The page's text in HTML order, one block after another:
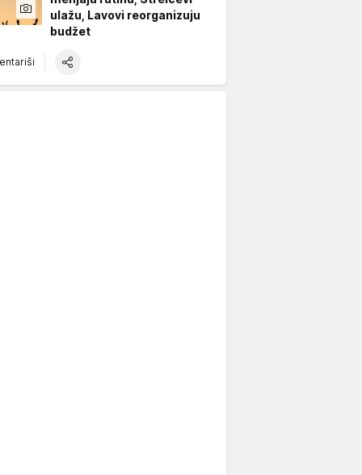
ulažu, Lavovi reorganizuju
budžet